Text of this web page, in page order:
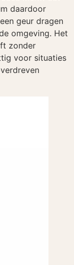
daardoor
geur dragen
omgeving. Het
zonder
voor situaties